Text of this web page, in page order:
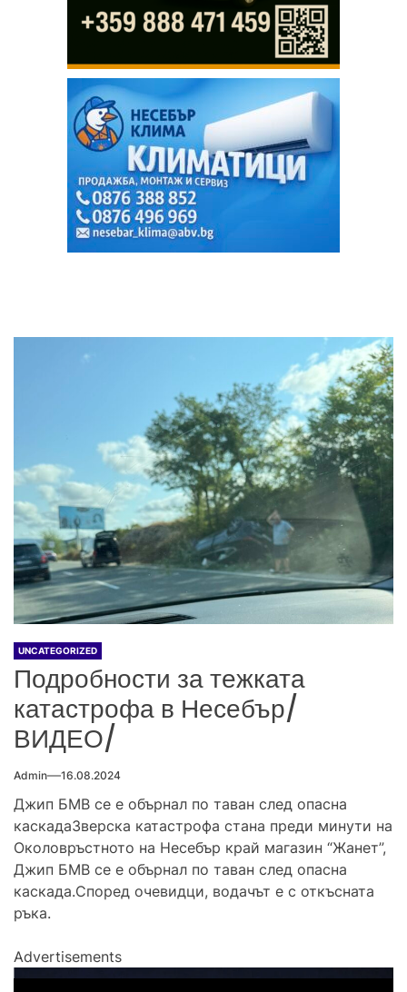
UNCATEGORIZED
Подробности за тежката
катастрофа в Несебър/
ВИДЕО/
Admin 16.08.2024
Джип БМВ се е обърнал по таван след опасна
каскадаЗверска катастрофа стана преди минути на
Околовръстното на Несебър край магазин “Жанет”,
Джип БМВ се е обърнал по таван след опасна
каскада.Според очевидци, водачът е с откъсната
ръка.
Advertisements